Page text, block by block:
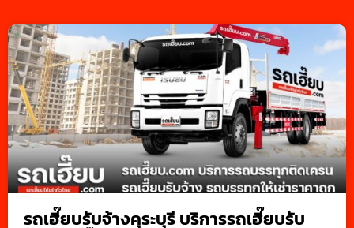
รถเฮี๊ยบรับจ้างคุระบุรี บริการรถเฮี๊ยบรับ